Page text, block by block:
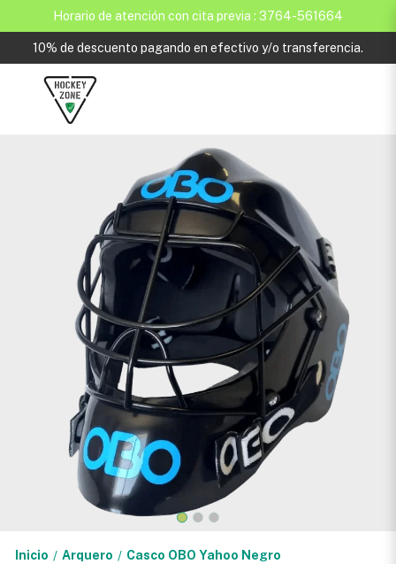
Horario de atención con cita previa : 3764-561664
10% de descuento pagando en efectivo y/o transferencia.
Inicio / Arquero / Casco OBO Yahoo Negro